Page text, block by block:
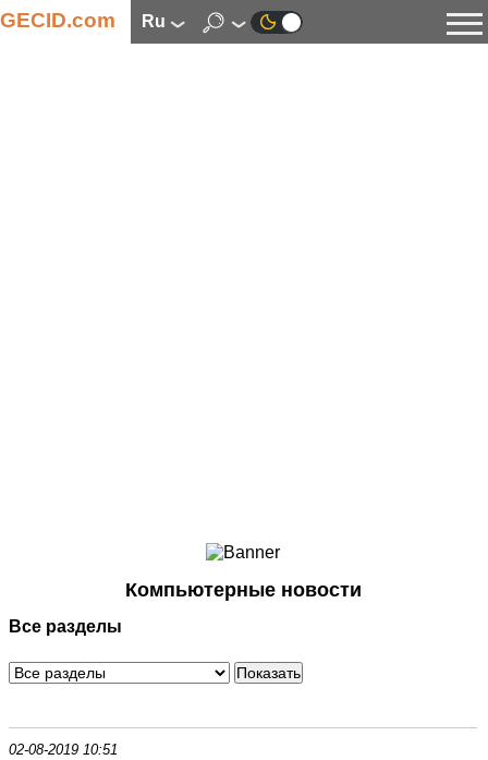
GECID.com ru
Смартфоны
Периферия
Программное обеспечение
Компьютерные новости
Все разделы
02-08-2019 10:51